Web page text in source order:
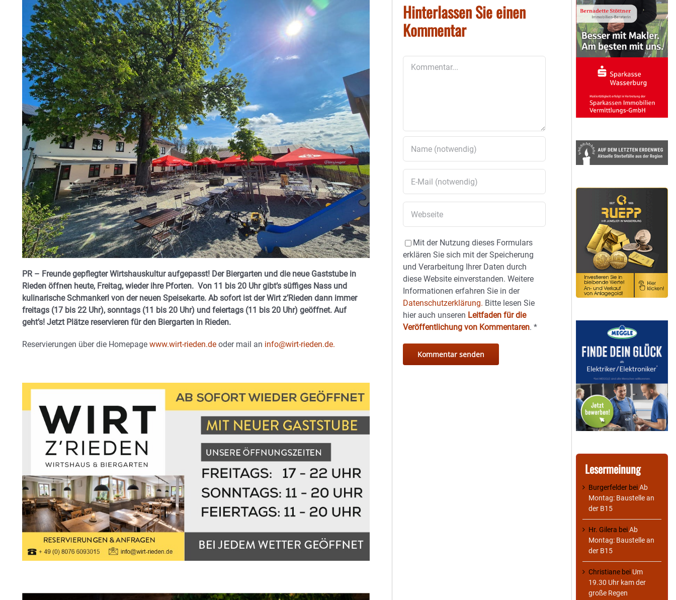
PR – Freunde gepflegter Wirtshauskultur aufgepasst! Der Biergarten und die neue Gaststube in
Rieden öffnen heute, Freitag, wieder ihre Pforten. Von 11 bis 20 Uhr gibt’s süffiges Nass und
kulinarische Schmankerl von der neuen Speisekarte. Ab sofort ist der Wirt z’Rieden dann immer
freitags (17 bis 22 Uhr), sonntags (11 bis 20 Uhr) und feiertags (11 bis 20 Uhr) geöffnet. Auf
geht’s! Jetzt Plätze reservieren für den Biergarten in Rieden.
Reservierungen über die Homepage www.wirt-rieden.de oder mail an info@wirt-rieden.de.
Hinterlassen Sie einen
Kommentar
Mit der Nutzung dieses Formulars
erklären Sie sich mit der Speicherung
und Verarbeitung Ihrer Daten durch
diese Website einverstanden. Weitere
Informationen erfahren Sie in der
Datenschutzerklärung. Bitte lesen Sie
hier auch unseren Leitfaden für die
Veröffentlichung von Kommentaren.*
Lesermeinung
Burgerfelder beiAb
Montag: Baustelle an
der B15
Hr. Gilera beiAb
Montag: Baustelle an
der B15
Christiane bei Um
19.30 Uhr kam der
große Regen